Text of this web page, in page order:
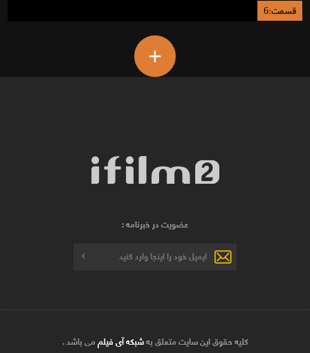
قسمت:6
+
عضویت در خبرنامه :
کلیه حقوق این سایت متعلق بهشبکه آی فیلممی باشد .